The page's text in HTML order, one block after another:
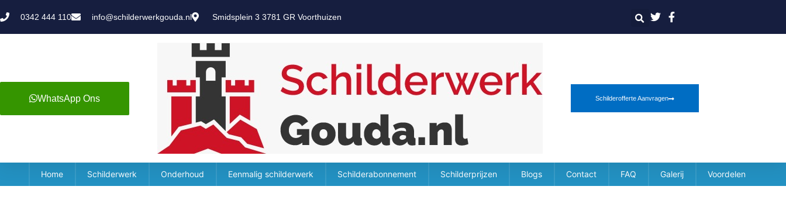
0342 444 110 info@schilderwerkgouda.nl Smidsplein 3 3781 GR Voorthuizen
WhatsApp Ons Schilderofferte Aanvragen
Home Schilderwerk Onderhoud Eenmalig schilderwerk Schilderabonnement Schilderprijzen Blogs Contact FAQ Galerij Voordelen